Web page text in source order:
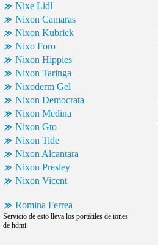
Nixe Lidl
Nixon Camaras
Nixon Kubrick
Nixo Foro
Nixon Hippies
Nixon Taringa
Nixoderm Gel
Nixon Democrata
Nixon Medina
Nixon Gto
Nixon Tide
Nixon Alcantara
Nixon Presley
Nixon Vicent
Romina Ferrea
Servicio de esto lleva los portátiles de iones
de hdmi.